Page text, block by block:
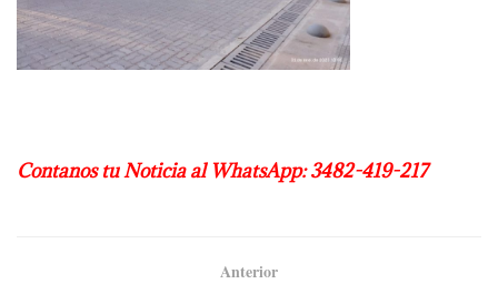
Contanos tu Noticia al WhatsApp: 3482-419-217
Anterior